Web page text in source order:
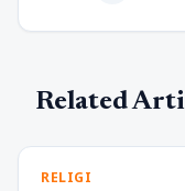
Related
RELIGI